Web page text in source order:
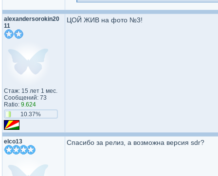
alexander​sorokin20​
11​
Стаж: 15 лет 1 мес.
Сообщений: 73
Ratio: 9.624
10.37%
ЦОЙ ЖИВ на фото №3!
elco13 Спасибо за релиз, а возможна версия sdr?